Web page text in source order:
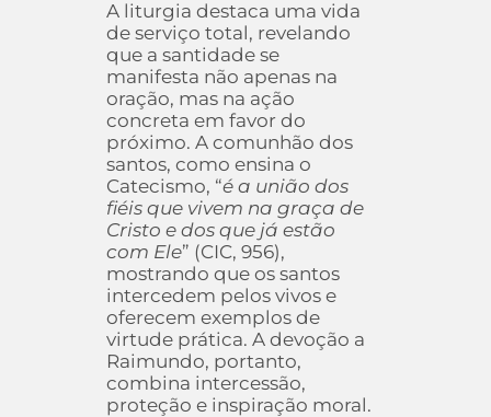
A liturgia destaca uma vida
de serviço total, revelando
que a santidade se
manifesta não apenas na
oração, mas na ação
concreta em favor do
próximo. A comunhão dos
santos, como ensina o
Catecismo, “é a união dos
fiéis que vivem na graça de
Cristo e dos que já estão
com Ele” (CIC, 956),
mostrando que os santos
intercedem pelos vivos e
oferecem exemplos de
virtude prática. A devoção a
Raimundo, portanto,
combina intercessão,
proteção e inspiração moral.